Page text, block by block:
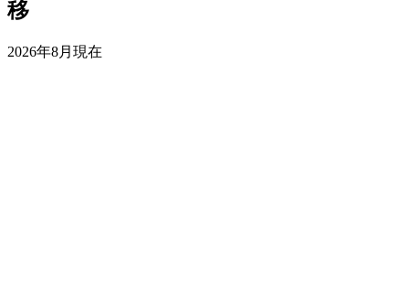
移
2026年8月現在